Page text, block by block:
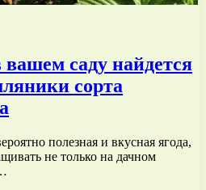
саду найдется
сорта
полезная и вкусная ягода,
не только на дачном